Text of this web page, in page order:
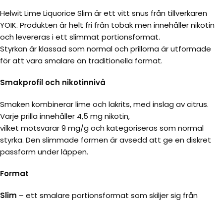
Helwit Lime Liquorice Slim är ett vitt snus från tillverkaren
YOIK. Produkten är helt fri från tobak men innehåller nikotin
och levereras i ett slimmat portionsformat.
Styrkan är klassad som normal och prillorna är utformade
för att vara smalare än traditionella format.
Smakprofil och nikotinnivå
Smaken kombinerar lime och lakrits, med inslag av citrus.
Varje prilla innehåller 4,5 mg nikotin,
vilket motsvarar 9 mg/g och kategoriseras som normal
styrka. Den slimmade formen är avsedd att ge en diskret
passform under läppen.
Format
Slim – ett smalare portionsformat som skiljer sig från